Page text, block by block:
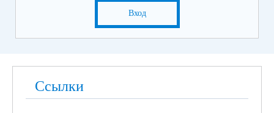
Вход
Ссылки